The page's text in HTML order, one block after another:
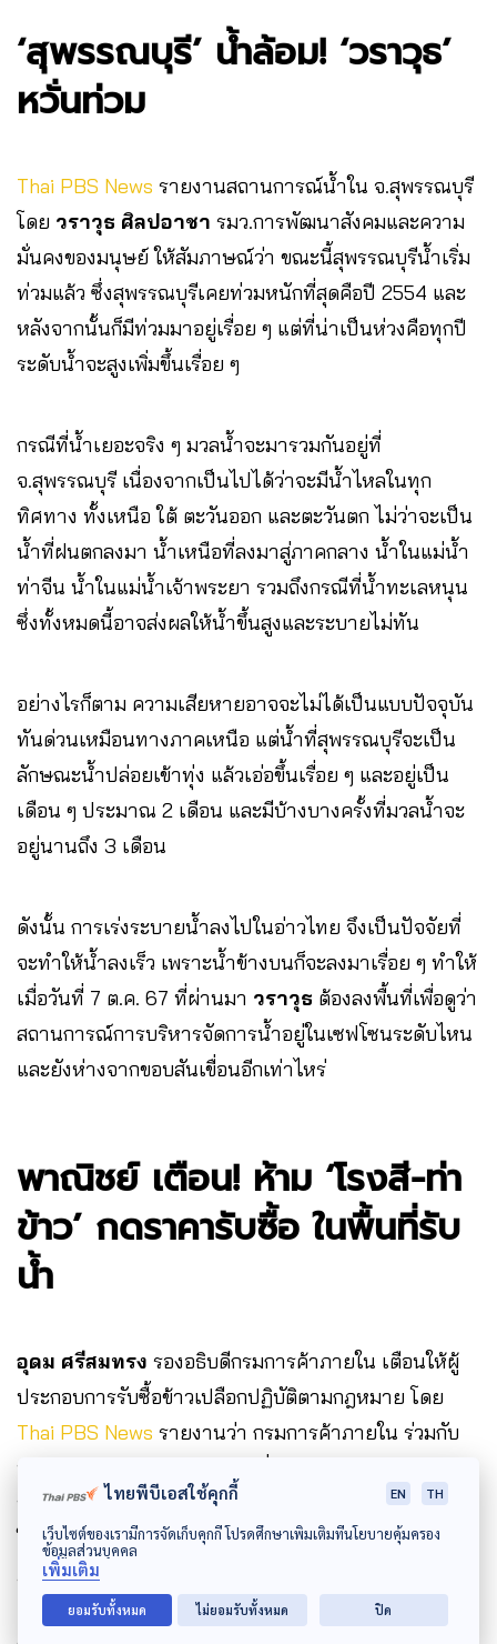
‘สุพรรณบุรี’ น้ำล้อม! ‘วราวุธ’
หวั่นท่วม
Thai PBS News รายงานสถานการณ์น้ำใน จ.สุพรรณบุรี
โดย วราวุธ ศิลปอาชา รมว.การพัฒนาสังคมและความ
มั่นคงของมนุษย์ ให้สัมภาษณ์ว่า ขณะนี้สุพรรณบุรีน้ำเริ่ม
ท่วมแล้ว ซึ่งสุพรรณบุรีเคยท่วมหนักที่สุดคือปี 2554 และ
หลังจากนั้นก็มีท่วมมาอยู่เรื่อย ๆ แต่ที่น่าเป็นห่วงคือทุกปี
ระดับน้ำจะสูงเพิ่มขึ้นเรื่อย ๆ
กรณีที่น้ำเยอะจริง ๆ มวลน้ำจะมารวมกันอยู่ที่
จ.สุพรรณบุรี เนื่องจากเป็นไปได้ว่าจะมีน้ำไหลในทุก
ทิศทาง ทั้งเหนือ ใต้ ตะวันออก และตะวันตก ไม่ว่าจะเป็น
น้ำที่ฝนตกลงมา น้ำเหนือที่ลงมาสู่ภาคกลาง น้ำในแม่น้ำ
ท่าจีน น้ำในแม่น้ำเจ้าพระยา รวมถึงกรณีที่น้ำทะเลหนุน
ซึ่งทั้งหมดนี้อาจส่งผลให้น้ำขึ้นสูงและระบายไม่ทัน
อย่างไรก็ตาม ความเสียหายอาจจะไม่ได้เป็นแบบปัจจุบัน
ทันด่วนเหมือนทางภาคเหนือ แต่น้ำที่สุพรรณบุรีจะเป็น
ลักษณะน้ำปล่อยเข้าทุ่ง แล้วเอ่อขึ้นเรื่อย ๆ และอยู่เป็น
เดือน ๆ ประมาณ 2 เดือน และมีบ้างบางครั้งที่มวลน้ำจะ
อยู่นานถึง 3 เดือน
ดังนั้น การเร่งระบายน้ำลงไปในอ่าวไทย จึงเป็นปัจจัยที่
จะทำให้น้ำลงเร็ว เพราะน้ำข้างบนก็จะลงมาเรื่อย ๆ ทำให้
เมื่อวันที่ 7 ต.ค. 67 ที่ผ่านมา วราวุธ ต้องลงพื้นที่เพื่อดูว่า
สถานการณ์การบริหารจัดการน้ำอยู่ในเซฟโซนระดับไหน
และยังห่างจากขอบสันเขื่อนอีกเท่าไหร่
พาณิชย์ เตือน! ห้าม ‘โรงสี-ท่า
ข้าว’ กดราคารับซื้อ ในพื้นที่รับ
น้ำ
อุดม ศรีสมทรง รองอธิบดีกรมการค้าภายใน เตือนให้ผู้
ประกอบการรับซื้อข้าวเปลือกปฏิบัติตามกฎหมาย โดย
Thai PBS News รายงานว่า กรมการค้าภายใน ร่วมกับ
พาณิชย์จังหวัด และนายตรวจชั่งตวงวัด ตรวจสอบผู้
ประกอบการโรงสีและท่าข้าวในพื้นที่เพาะปลูก เพื่อป้องไม่
ให้ผู้ประกอบการฉวยโอกาสกดราคารับซื้อข้าว ในพื้นที่
ภาคเหนือตอนล่าง ซึ่งเป็นทางน้ำผ่าน และภาคกลาง ซึ่ง
เป็นพื้นที่รับน้ำ ไม่ว่าจะเป็น กำแพงเพชร พิษณุโลก พิจิตร
ไทยพีบีเอสใช้คุกกี้ EN TH
เว็บไซต์ของเรามีการจัดเก็บคุกกี้ โปรดศึกษาเพิ่มเติมที่นโยบายคุ้มครอง
ข้อมูลส่วนบุคคล
เพิ่มเติม
ยอมรับทั้งหมด ไม่ยอมรับทั้งหมด ปิด